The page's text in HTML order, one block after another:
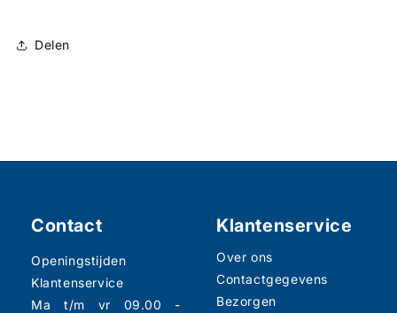
Delen
Contact
Openingstijden
Klantenservice
Ma t/m vr 09.00 -
Klantenservice
Over ons
Contactgegevens
Bezorgen